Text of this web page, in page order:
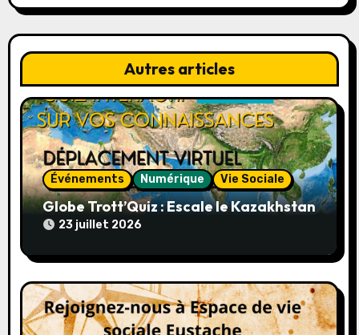
a
t
o
n
d
e
’
a
Autres articles
Événements Numérique Vie Sociale
Globe Trott’Quiz : Escale le Kazakhstan
23 juillet 2026